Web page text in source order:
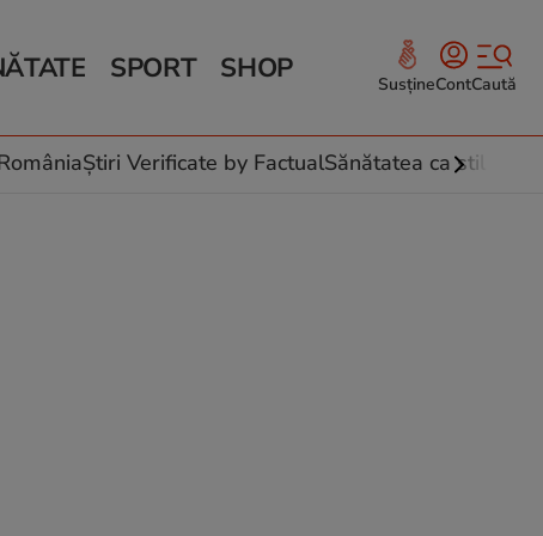
culinare
SPORT SHOP SusțineContCaută
Știri Verificate by FactualSănătatea ca stil de